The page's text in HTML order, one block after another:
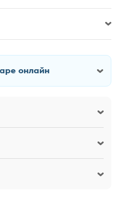
Кровать Корона
онлайн